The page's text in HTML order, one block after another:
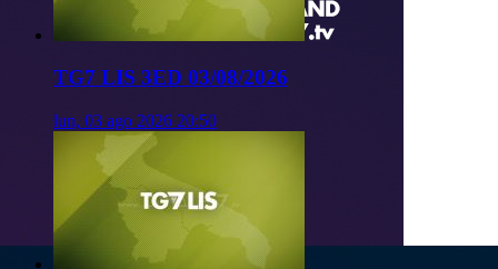
TG7 LIS 3ED 03/08/2026
lun, 03 ago 2026 20:50